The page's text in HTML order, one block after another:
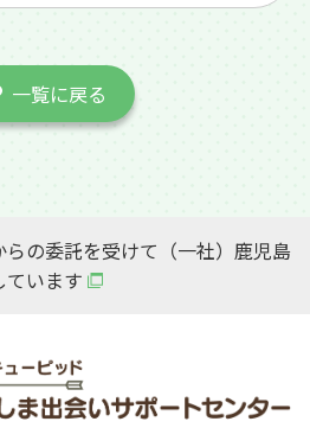
一覧に戻る
の委託を受けて（一社）鹿児島
ています